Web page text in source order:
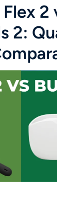
2
2: